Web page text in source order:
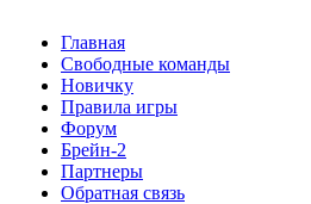
Главная
Свободные команды
Новичку
Правила игры
Форум
Брейн-2
Партнеры
Обратная связь